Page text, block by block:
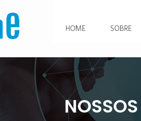
HOME SOBRE